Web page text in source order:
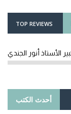
TOP REVIEWS
الأستاذ أنور الجندي
أحدث الكتب